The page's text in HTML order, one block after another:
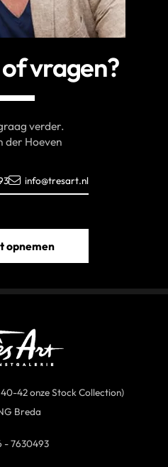
vragen?
verder.
der Hoeven
info@tresart.nl
opnemen
42 onze Stock Collection)
Breda
- 7630493